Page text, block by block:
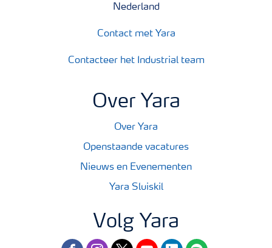
Nederland
Contact met Yara
Contacteer het Industrial team
Over Yara
Over Yara
Openstaande vacatures
Nieuws en Evenementen
Yara Sluiskil
Volg Yara